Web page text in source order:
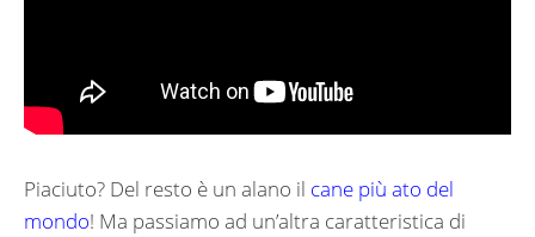
Piaciuto? Del resto è un alano il cane più ato del
mondo! Ma passiamo ad un’altra caratteristica di